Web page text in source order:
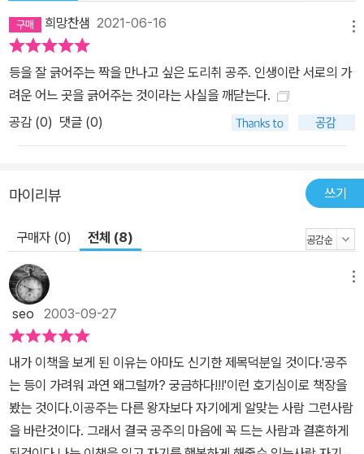
희망찬샘 2021-06-16
등을 잘 긁어주는 짝을 만나고 싶은 도리취 공주. 인생이란 서로의 가
려운 어느 곳을 긁어주는 것이라는 사실을 깨닫는다.
공감 (0) 댓글 (0)
마이리뷰 쓰기
구매자 (0) 전체 (8)
seo 2003-09-27
내가 이책을 보게 된 이유는 아마도 신기한 제목덕분일 것이다.'공주
는 등이 가려워 과연 왜그럴까? 궁금하다!!!'이런 호기심이로 책장을
봤는 것이다.이공주는 다른 왕자보다 자기에게 알맞는 사람 그런사람
을 바란것이다. 그래서 결국 공주의 마음에 꼭 드는 사람과 결혼하게